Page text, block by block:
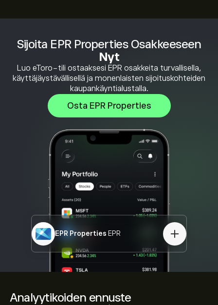
Analyytikoiden ennuste
Sijoita EPR Properties Osakkeeseen
Nyt
Luo eToro-tili ostaaksesi EPR osakkeita turvallisella,
käyttäjäystävällisellä ja monenlaisten sijoituskohteiden
kaupankäyntialustalla.
Osta EPR Properties
EPR Properties EPR